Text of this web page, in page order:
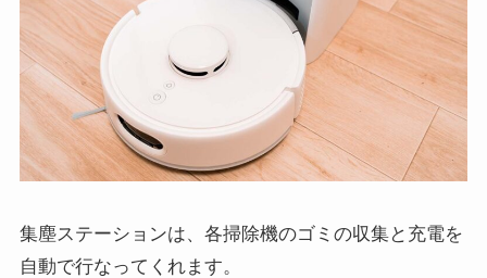
集塵ステーションは、各掃除機のゴミの収集と充電を
自動で行なってくれます。